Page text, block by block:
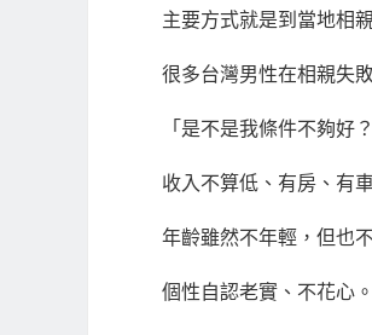
主要方式就是到當地相
很多台灣男性在相親失
「是不是我條件不夠好？
收入不算低、有房、有
年齡雖然不年輕，但也
個性自認老實、不花心。